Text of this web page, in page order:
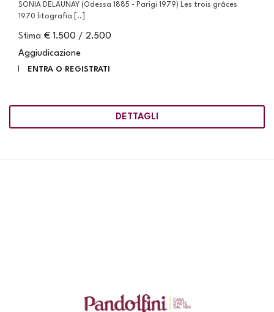
SONIA DELAUNAY (Odessa 1885 - Parigi 1979) Les trois grâces
1970 litografia [..]
Stima € 1.500 / 2.500
Aggiudicazione
ENTRA O REGISTRATI
DETTAGLI